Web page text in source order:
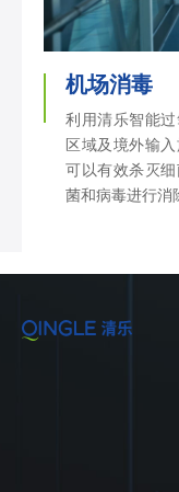
机场消毒
利用清乐智能
区域及境外输
可以有效杀灭
菌和病毒进行消